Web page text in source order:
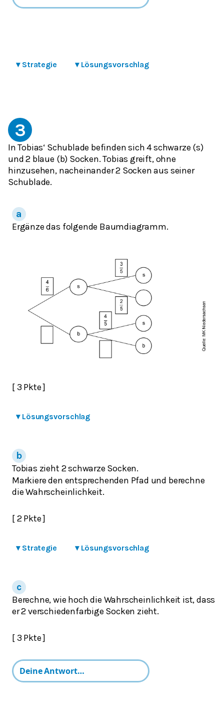
▾ Strategie ▾ Lösungsvorschlag
3
In Tobias‘ Schublade befinden sich 4 schwarze (s)
und 2 blaue (b) Socken. Tobias greift, ohne
hinzusehen, nacheinander 2 Socken aus seiner
Schublade.
Ergänze das folgende Baumdiagramm.
[ 3 Pkte ]
▾ Lösungsvorschlag
Tobias zieht 2 schwarze Socken.
Markiere den entsprechenden Pfad und berechne
die Wahrscheinlichkeit.
[ 2 Pkte ]
▾ Strategie ▾ Lösungsvorschlag
Berechne, wie hoch die Wahrscheinlichkeit ist, dass
er 2 verschiedenfarbige Socken zieht.
[ 3 Pkte ]